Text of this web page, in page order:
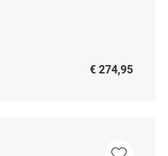
€ 274,95